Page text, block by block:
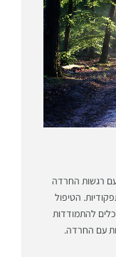
רגשות החרדה
הטיפול
להתמודדות
עם החרדה.